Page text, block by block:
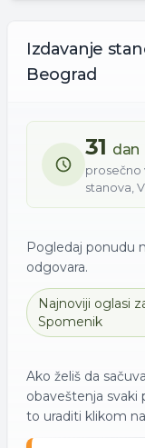
Izdavanje
Beograd
31 dan
prosečno
stanova,
Pogledaj ponudu
odgovara.
Najnoviji oglasi
Spomenik
Ako želiš da
obaveštenja svaki
to uraditi klikom